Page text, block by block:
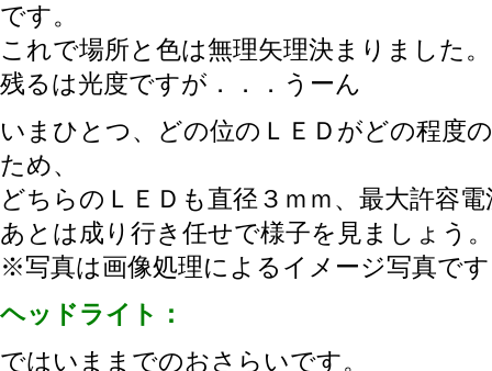
です。
これで場所と色は無理矢理決まりました。
残るは光度ですが．．．うーん
いまひとつ、どの位のＬＥＤがどの程度
ため、
どちらのＬＥＤも直径３ｍｍ、最大許容
あとは成り行き任せで様子を見ましょう
※写真は画像処理によるイメージ写真です
ヘッドライト：
ではいままでのおさらいです。